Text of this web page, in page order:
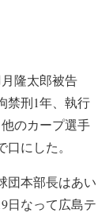
隆太郎被告
禁刑1年、執行
のカープ選手
にした。
団本部長はあい
日なって広島テ